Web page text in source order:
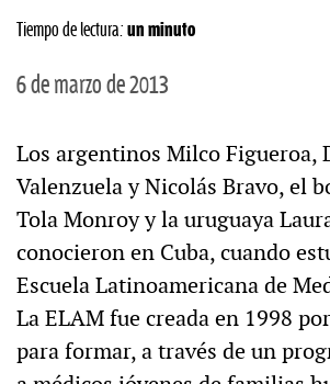
Tiempo de lectura: un minuto
6 de marzo de 2013
Los argentinos Milco Figueroa,
Valenzuela y Nicolás Bravo, el
Tola Monroy y la uruguaya
conocieron en Cuba, cuando
Escuela Latinoamericana de
La ELAM fue creada en 1998
para formar, a través de un